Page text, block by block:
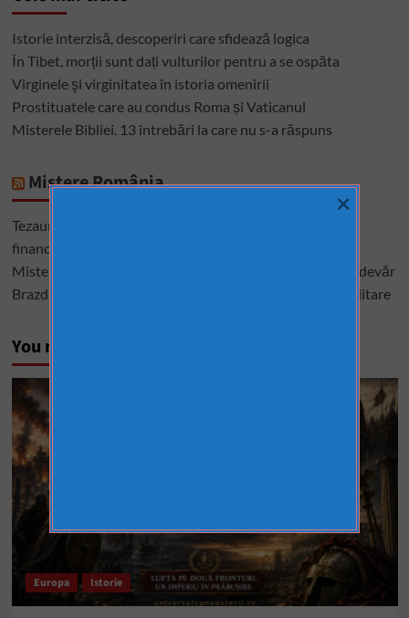
Istorie interzisă, descoperiri care sfidează logica
În Tibet, morții sunt dați vulturilor pentru a se ospăta
Virginele şi virginitatea în istoria omenirii
Prostituatele care au condus Roma și Vaticanul
Misterele Bibliei. 13 întrebări la care nu s-a răspuns
Mistere România
Tezaurul României de la Moscova – cel mai mare mister
financiar din istoria României
Misterele lui Ștefan cel Mare – între istorie, legendă și adevăr
Brazda lui Novac, una dintre cele mai mari construcții militare
You may have missed
Europa Istorie
×